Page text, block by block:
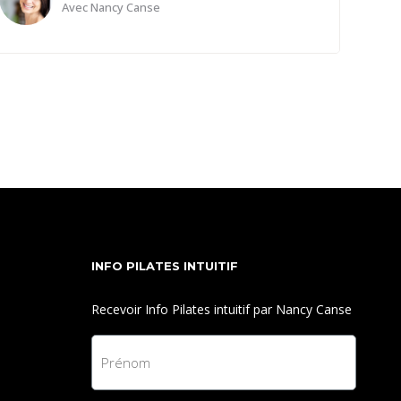
AvecNancy Canse
je sais que la vie en moi est une
fleurir la paix dans cette conscience nouvelle.
INFO PILATES INTUITIF
Recevoir Info Pilates intuitif par Nancy Canse